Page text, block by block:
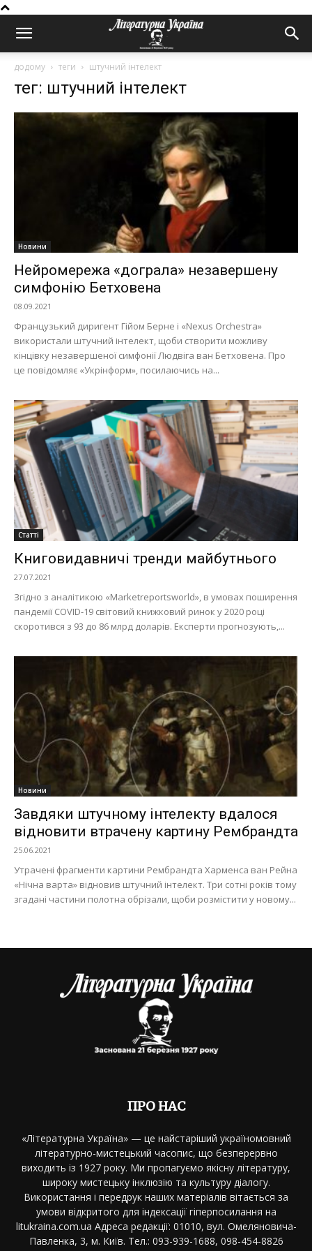
додому теги штучний інтелект
тег: штучний інтелект
Новини
Нейромережа «дограла» незавершену
симфонію Бетховена
08.09.2021
Французький диригент Гійом Берне і «Nexus Orchestra»
використали штучний інтелект, щоби створити можливу
кінцівку незавершеної симфонії Людвіга ван Бетховена. Про
це повідомляє «Укрінформ», посилаючись на...
Статті
Книговидавничі тренди майбутнього
27.07.2021
Згідно з аналітикою «Marketreportsworld», в умовах поширення
пандемії COVID-19 світовий книжковий ринок у 2020 році
скоротився з 93 до 86 млрд доларів. Експерти прогнозують,...
Новини
Завдяки штучному інтелекту вдалося
відновити втрачену картину Рембрандта
25.06.2021
Утрачені фрагменти картини Рембрандта Харменса ван Рейна
«Нічна варта» відновив штучний інтелект. Три сотні років тому
згадані частини полотна обрізали, щоби розмістити у новому...
ПРО НАС
«Літературна Україна» — це найстаріший україномовний
літературно-мистецький часопис, що безперервно
виходить із 1927 року. Ми пропагуємо якісну літературу,
широку мистецьку інклюзію та культуру діалогу.
Використання і передрук наших матеріалів вітається за
умови відкритого для індексації гіперпосилання на
litukraina.com.ua Адреса редакції: 01010, вул. Омеляновича-
Павленка, 3, м. Київ. Тел.: 093-939-1688, 098-454-8826